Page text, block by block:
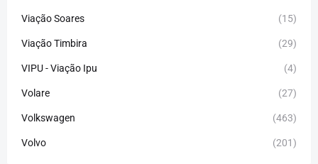
Viação Soares (15)
Viação Timbira (29)
VIPU - Viação Ipu (4)
Volare (27)
Volkswagen (463)
Volvo (201)